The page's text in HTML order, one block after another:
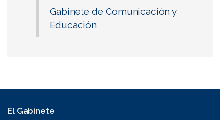
Gabinete de Comunicación y
Educación
El Gabinete